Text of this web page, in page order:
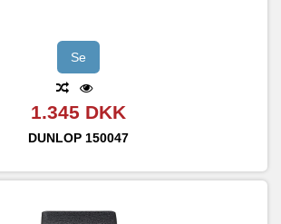
Se
1.345 DKK
DUNLOP 150047